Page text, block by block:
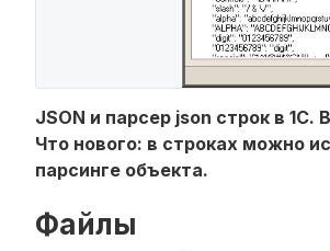
JSON и парсер json строк в 1С.
Что нового: в строках можно
парсинге объекта.
Файлы